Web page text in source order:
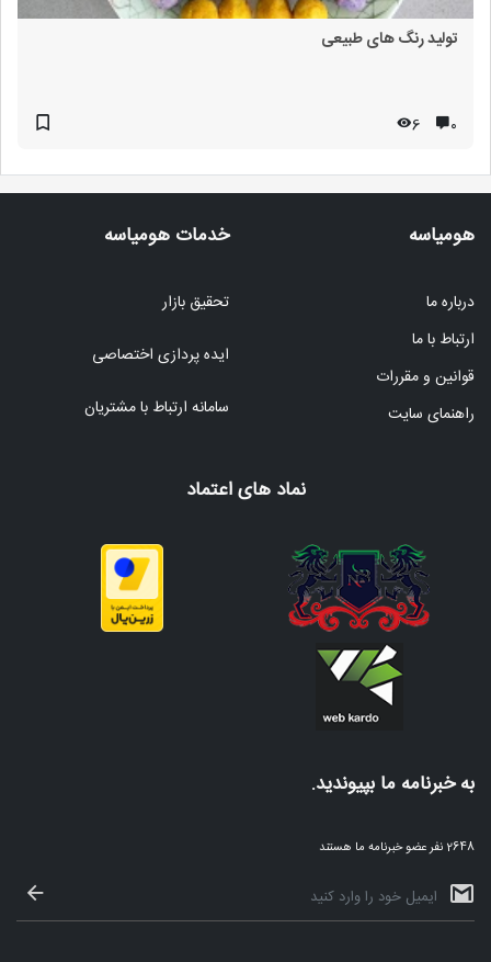
تولید رنگ های طبیعی
۰ 6
هومیاسه
درباره ما
ارتباط با ما
قوانین و مقررات
راهنمای سایت
خدمات هومیاسه
تحقیق بازار
ایده پردازی اختصاصی
سامانه ارتباط با مشتریان
نماد های اعتماد
به خبرنامه ما بپیوندید.
2648 نفر عضو خبرنامه ما هستند